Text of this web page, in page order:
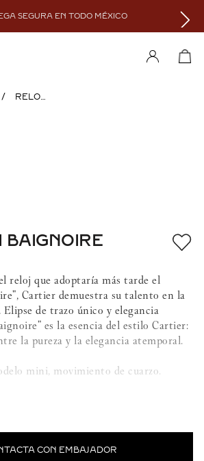
SEGURA EN TODO MÉXICO
RELOJ MINI BAIGNOIRE
BAIGNOIRE
reloj que adoptaría más tarde el
Cartier demuestra su talento en la
de trazo único y elegancia
es la esencia del estilo Cartier:
la pureza y la elegancia atemporal.
mini, movimiento de cuarzo.
1000. Corona poliédrica de oro rosa
romanos. Manecillas de acero
espada. Cristal de zafiro.
CON EMBAJADOR